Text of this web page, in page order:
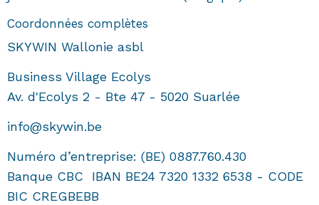
Coordonnées complètes
SKYWIN Wallonie asbl
Business Village Ecolys
Av. d'Ecolys 2 - Bte 47 - 5020 Suarlée
info@skywin.be
Numéro d’entreprise: (BE) 0887.760.430
Banque CBC IBAN BE24 7320 1332 6538 - CODE
BIC CREGBEBB